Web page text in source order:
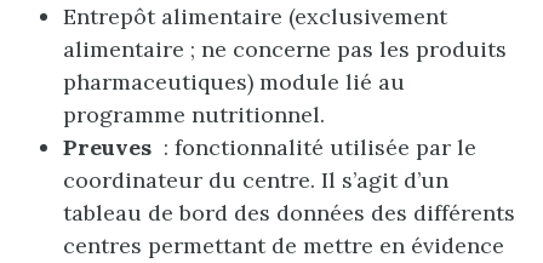
Entrepôt alimentaire (exclusivement
alimentaire ; ne concerne pas les produits
pharmaceutiques) module lié au
programme nutritionnel.
Preuves : fonctionnalité utilisée par le
coordinateur du centre. Il s’agit d’un
tableau de bord des données des différents
centres permettant de mettre en évidence